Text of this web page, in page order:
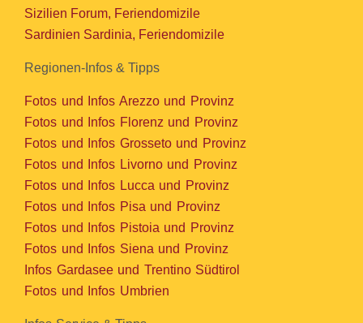
Sizilien Forum, Feriendomizile
Sardinien Sardinia, Feriendomizile
Regionen-Infos & Tipps
Fotos und Infos Arezzo und Provinz
Fotos und Infos Florenz und Provinz
Fotos und Infos Grosseto und Provinz
Fotos und Infos Livorno und Provinz
Fotos und Infos Lucca und Provinz
Fotos und Infos Pisa und Provinz
Fotos und Infos Pistoia und Provinz
Fotos und Infos Siena und Provinz
Infos Gardasee und Trentino Südtirol
Fotos und Infos Umbrien